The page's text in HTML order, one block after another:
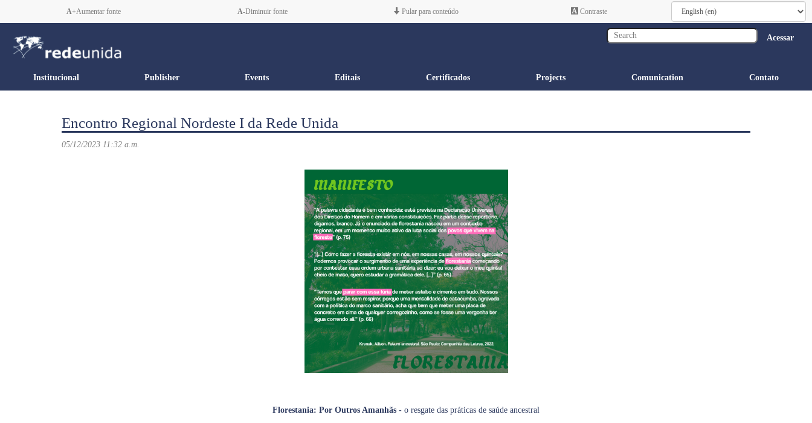
A+Aumentar fonte A-Diminuir fonte Pular para conteúdo Contraste
Acessar
Institucional Publisher Events Editais Certificados Projects Comunication Contato
Encontro Regional Nordeste I da Rede Unida
05/12/2023 11:32 a.m.
Florestania: Por Outros Amanhãs - o resgate das práticas de saúde ancestral